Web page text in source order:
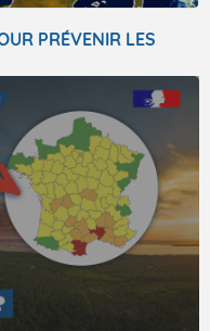
PRÉVENIR LES